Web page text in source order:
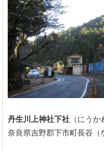
丹生川上神社下社 （にう
奈良県吉野郡下市町長谷（